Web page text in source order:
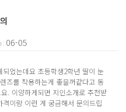
: 06-05
었는데요 초등학생2학년 딸이 눈
즈를 착용하는게 좋을꺼같다고 동
. 이양하게되면 지인소개로 추천받
이랑 이런 게 궁금해서 문의드립